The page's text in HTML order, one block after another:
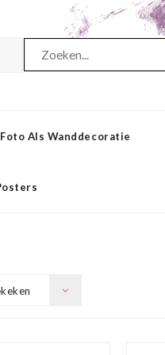
Als Wanddecoratie